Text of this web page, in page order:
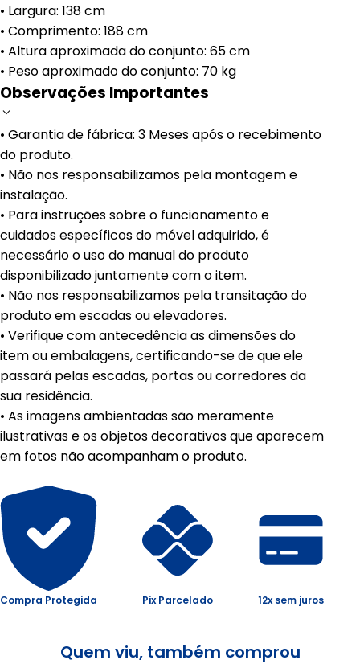
• Largura: 138 cm
• Comprimento: 188 cm
• Altura aproximada do conjunto: 65 cm
• Peso aproximado do conjunto: 70 kg
Observações Importantes
• Garantia de fábrica: 3 Meses após o recebimento
do produto.
• Não nos responsabilizamos pela montagem e
instalação.
• Para instruções sobre o funcionamento e
cuidados específicos do móvel adquirido, é
necessário o uso do manual do produto
disponibilizado juntamente com o item.
• Não nos responsabilizamos pela transitação do
produto em escadas ou elevadores.
• Verifique com antecedência as dimensões do
item ou embalagens, certificando-se de que ele
passará pelas escadas, portas ou corredores da
sua residência.
• As imagens ambientadas são meramente
ilustrativas e os objetos decorativos que aparecem
em fotos não acompanham o produto.
Compra Protegida Pix Parcelado 12x sem juros
Quem viu, também comprou